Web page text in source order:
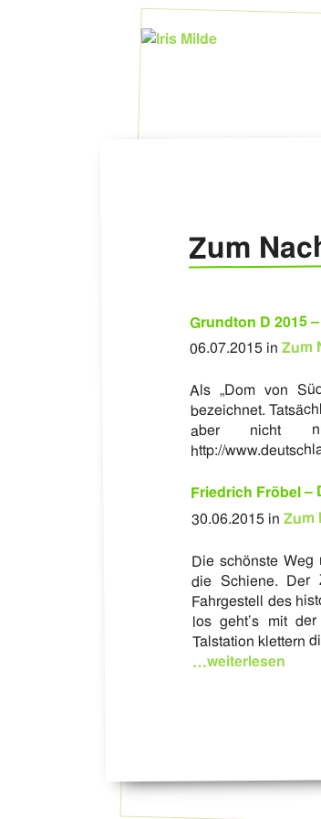
Zum
Grundton D 2015
06.07.2015 in Zum
Als „Dom von
bezeichnet.
aber nicht
http://
Friedrich Fröbel –
30.06.2015 in Zum
Die schönste
die Schiene. Der
Fahrgestell des
los geht’s mit
Talstation klettern
…weiterlesen